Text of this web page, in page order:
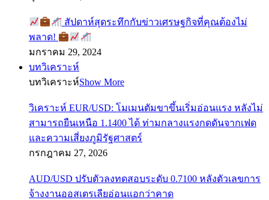
สัปดาห์สุดระทึกกับข่าวเศรษฐกิจที่คุณต้องไม่
พลาด!
มกราคม 29, 2024
บทวิเคราะห์
บทวิเคราะห์Show More
วิเคราะห์ EUR/USD: โมเมนตัมขาขึ้นเริ่มอ่อนแรง หลังไม่
สามารถยืนเหนือ 1.1400 ได้ ท่ามกลางแรงกดดันจากเฟด
และความเสี่ยงภูมิรัฐศาสตร์
กรกฎาคม 27, 2026
AUD/USD ปรับตัวลงทดสอบระดับ 0.7100 หลังตัวเลขการ
จ้างงานออสเตรเลียอ่อนแอกว่าคาด